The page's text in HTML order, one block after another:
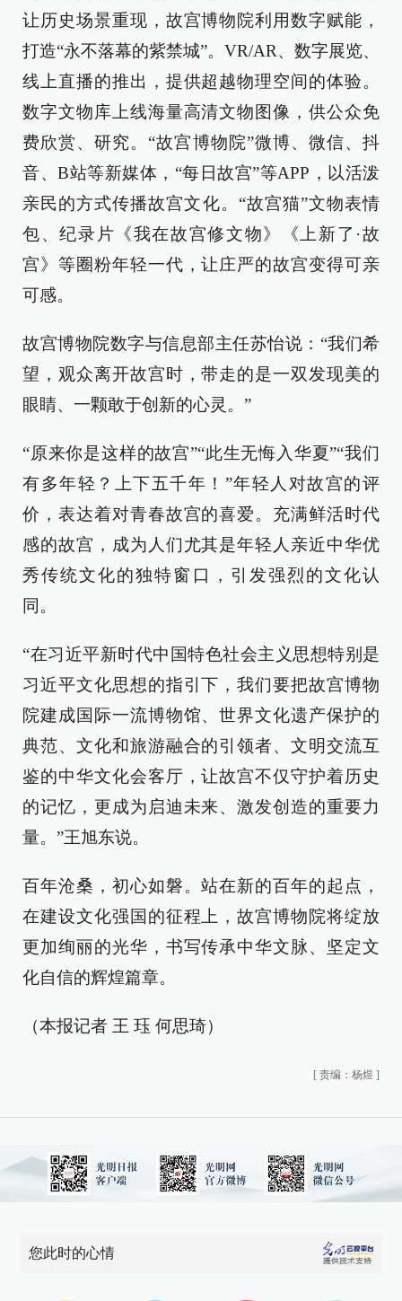
让历史场景重现，故宫博物院利用数字赋能，
打造“永不落幕的紫禁城”。VR/AR、数字展览、
线上直播的推出，提供超越物理空间的体验。
数字文物库上线海量高清文物图像，供公众免
费欣赏、研究。“故宫博物院”微博、微信、抖
音、B站等新媒体，“每日故宫”等APP，以活泼
亲民的方式传播故宫文化。“故宫猫”文物表情
包、纪录片《我在故宫修文物》《上新了·故
宫》等圈粉年轻一代，让庄严的故宫变得可亲
可感。
故宫博物院数字与信息部主任苏怡说：“我们希
望，观众离开故宫时，带走的是一双发现美的
眼睛、一颗敢于创新的心灵。”
“原来你是这样的故宫”“此生无悔入华夏”“我们
有多年轻？上下五千年！”年轻人对故宫的评
价，表达着对青春故宫的喜爱。充满鲜活时代
感的故宫，成为人们尤其是年轻人亲近中华优
秀传统文化的独特窗口，引发强烈的文化认
同。
“在习近平新时代中国特色社会主义思想特别是
习近平文化思想的指引下，我们要把故宫博物
院建成国际一流博物馆、世界文化遗产保护的
典范、文化和旅游融合的引领者、文明交流互
鉴的中华文化会客厅，让故宫不仅守护着历史
的记忆，更成为启迪未来、激发创造的重要力
量。”王旭东说。
百年沧桑，初心如磐。站在新的百年的起点，
在建设文化强国的征程上，故宫博物院将绽放
更加绚丽的光华，书写传承中华文脉、坚定文
化自信的辉煌篇章。
（本报记者 王 珏 何思琦）
[ 责编：杨煜 ]
您此时的心情